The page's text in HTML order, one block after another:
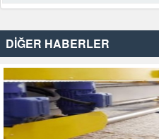
DİĞER HABERLER